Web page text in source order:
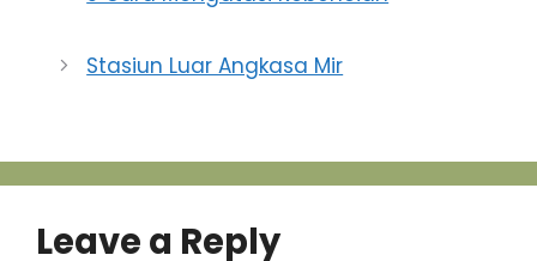
Stasiun Luar Angkasa Mir
Leave a Reply